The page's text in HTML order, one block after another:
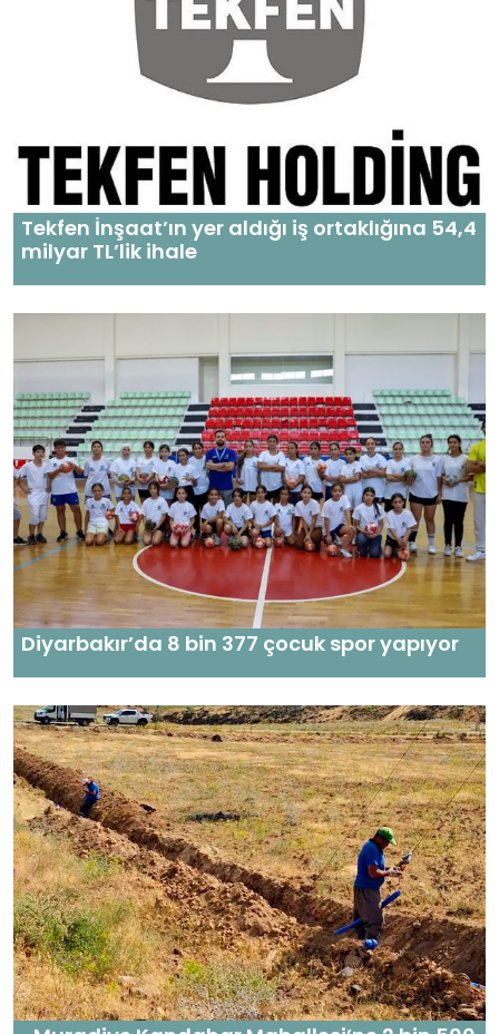
Tekfen İnşaat’ın yer aldığı iş ortaklığına 54,4
milyar TL’lik ihale
Diyarbakır’da 8 bin 377 çocuk spor yapıyor